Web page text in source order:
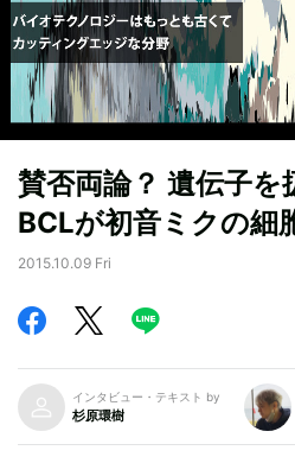
賛否両論？ 遺伝子を
BCLが初音ミクの細
2015.10.09 Fri
インタビュー・テキスト by
杉原環樹